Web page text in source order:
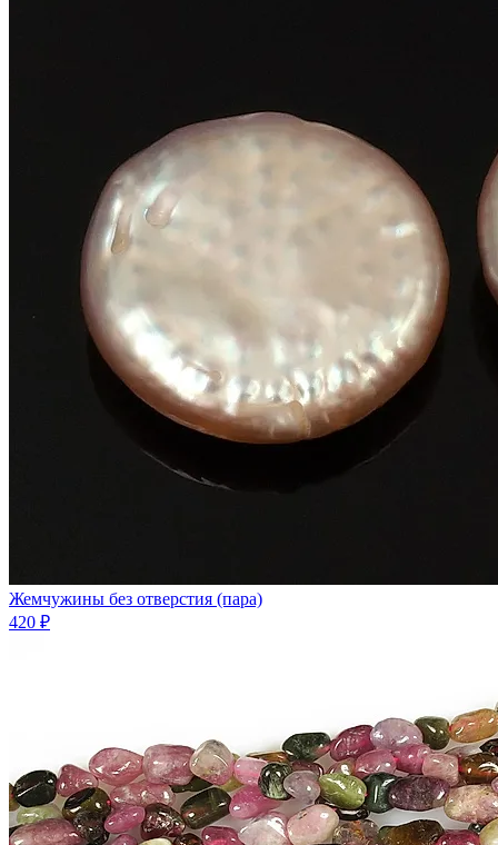
Жемчужины без отверстия (пара)
420 ₽